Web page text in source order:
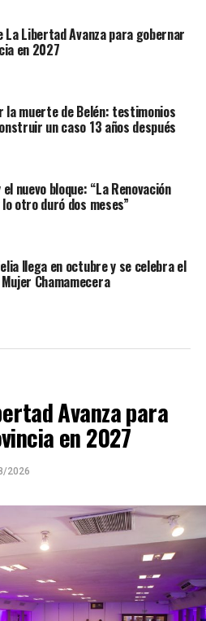
La Libertad Avanza para gobernar
en 2027
la muerte de Belén: testimonios
un caso 13 años después
nuevo bloque: “La Renovación
otro duró dos meses”
llega en octubre y se celebra el
Chamamecera
Avanza para
en 2027
2026